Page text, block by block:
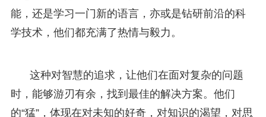
能，还是学习一门新的语言，亦或是钻研前沿的科
学技术，他们都充满了热情与毅力。
这种对智慧的追求，让他们在面对复杂的问题
时，能够游刃有余，找到最佳的解决方案。他们
的“猛”，体现在对未知的好奇，对知识的渴望，对思